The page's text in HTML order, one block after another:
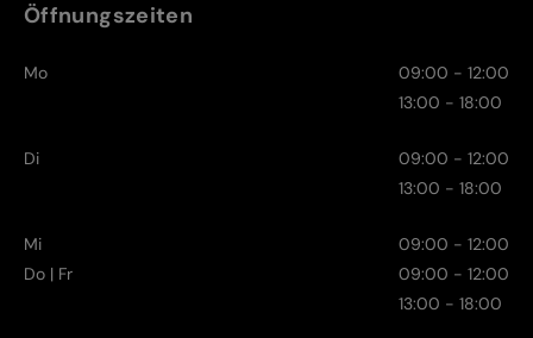
Öffnungszeiten
Mo
09:00 - 12:00
13:00 - 18:00
Di
09:00 - 12:00
13:00 - 18:00
Mi
09:00 - 12:00
Do | Fr
09:00 - 12:00
13:00 - 18:00